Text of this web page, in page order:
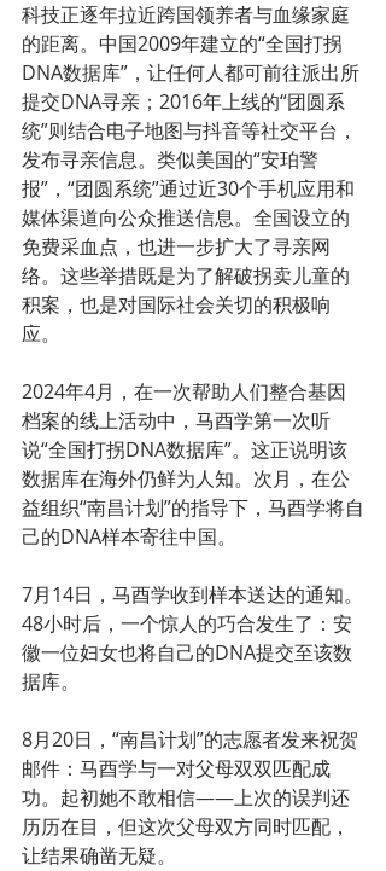
科技正逐年拉近跨国领养者与血缘家庭
的距离。中国2009年建立的“全国打拐
DNA数据库”，让任何人都可前往派出所
提交DNA寻亲；2016年上线的“团圆系
统”则结合电子地图与抖音等社交平台，
发布寻亲信息。类似美国的“安珀警
报”，“团圆系统”通过近30个手机应用和
媒体渠道向公众推送信息。全国设立的
免费采血点，也进一步扩大了寻亲网
络。这些举措既是为了解破拐卖儿童的
积案，也是对国际社会关切的积极响
应。
2024年4月，在一次帮助人们整合基因
档案的线上活动中，马酉学第一次听
说“全国打拐DNA数据库”。这正说明该
数据库在海外仍鲜为人知。次月，在公
益组织“南昌计划”的指导下，马酉学将自
己的DNA样本寄往中国。
7月14日，马酉学收到样本送达的通知。
48小时后，一个惊人的巧合发生了：安
徽一位妇女也将自己的DNA提交至该数
据库。
8月20日，“南昌计划”的志愿者发来祝贺
邮件：马酉学与一对父母双双匹配成
功。起初她不敢相信——上次的误判还
历历在目，但这次父母双方同时匹配，
让结果确凿无疑。